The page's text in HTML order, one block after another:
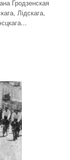
Гродзенская
Лідскага,